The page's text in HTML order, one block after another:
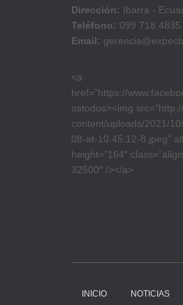
Dirección: Ibarra -
Teléfono: 099 718 4835
Email:
<a
href=”https://
ostodos><img
content/uploads/2021/
08-at-10.45.12-8.jpeg”
height=”164″
32500″ /></a>
INICIO NOTICIAS